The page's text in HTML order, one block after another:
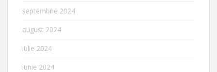
septembrie 2024
august 2024
iulie 2024
iunie 2024